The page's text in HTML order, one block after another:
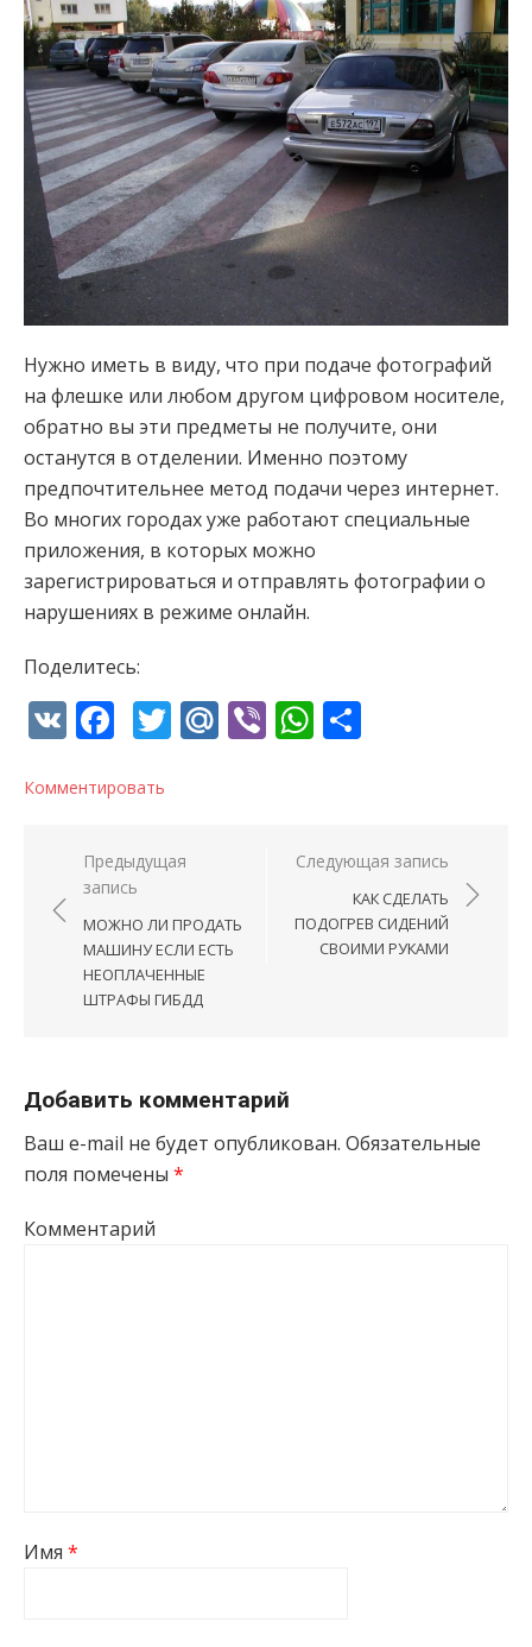
Нужно иметь в виду, что при подаче фотографий
на флешке или любом другом цифровом носителе,
обратно вы эти предметы не получите, они
останутся в отделении. Именно поэтому
предпочтительнее метод подачи через интернет.
Во многих городах уже работают специальные
приложения, в которых можно
зарегистрироваться и отправлять фотографии о
нарушениях в режиме онлайн.
Поделитесь:
VK Facebook
Twitter
Mail.Ru
ViberWhatsApp
Комментировать
Навигация по записям
Предыдущая
запись
МОЖНО ЛИ ПРОДАТЬ
МАШИНУ ЕСЛИ ЕСТЬ
НЕОПЛАЧЕННЫЕ
ШТРАФЫ ГИБДД
Следующая запись
КАК СДЕЛАТЬ
ПОДОГРЕВ СИДЕНИЙ
СВОИМИ РУКАМИ
Добавить комментарий
Ваш e-mail не будет опубликован. Обязательные
поля помечены *
Комментарий
Имя *